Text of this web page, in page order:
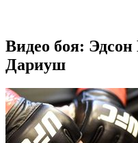
Видео боя:
Дариуш